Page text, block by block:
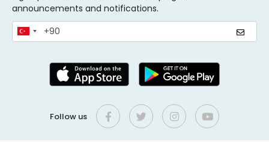
announcements and notifications.
Follow us